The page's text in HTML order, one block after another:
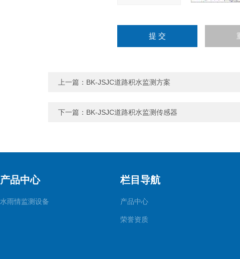
上一篇： BK-JSJC道路积水监测方案
下一篇： BK-JSJC道路积水监测传感器
产品中心
水雨情监测设备
栏目导航
产品中心
荣誉资质